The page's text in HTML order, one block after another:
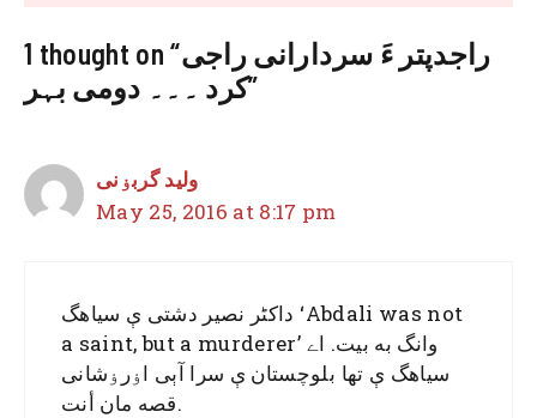
1 thought on “راجدپتر ءَ سردارانی راجی
کرد ۔۔۔ دومی بہر”
ولید گربۏنی
May 25, 2016 at 8:17 pm
داکٹر نصیر دشتی ې سیاهگ ‘Abdali was not
a saint, but a murderer’ وانگ به بیت. اے
سیاهگ ې تها بلوچستان ې سرا آېی اۏرۏشانی
قصه مان أنت.